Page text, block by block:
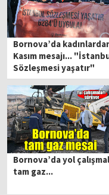
Bornova’da
Kasım mesajı...
Sözleşmesi yaşatır"
Bornova’da yol
tam gaz...